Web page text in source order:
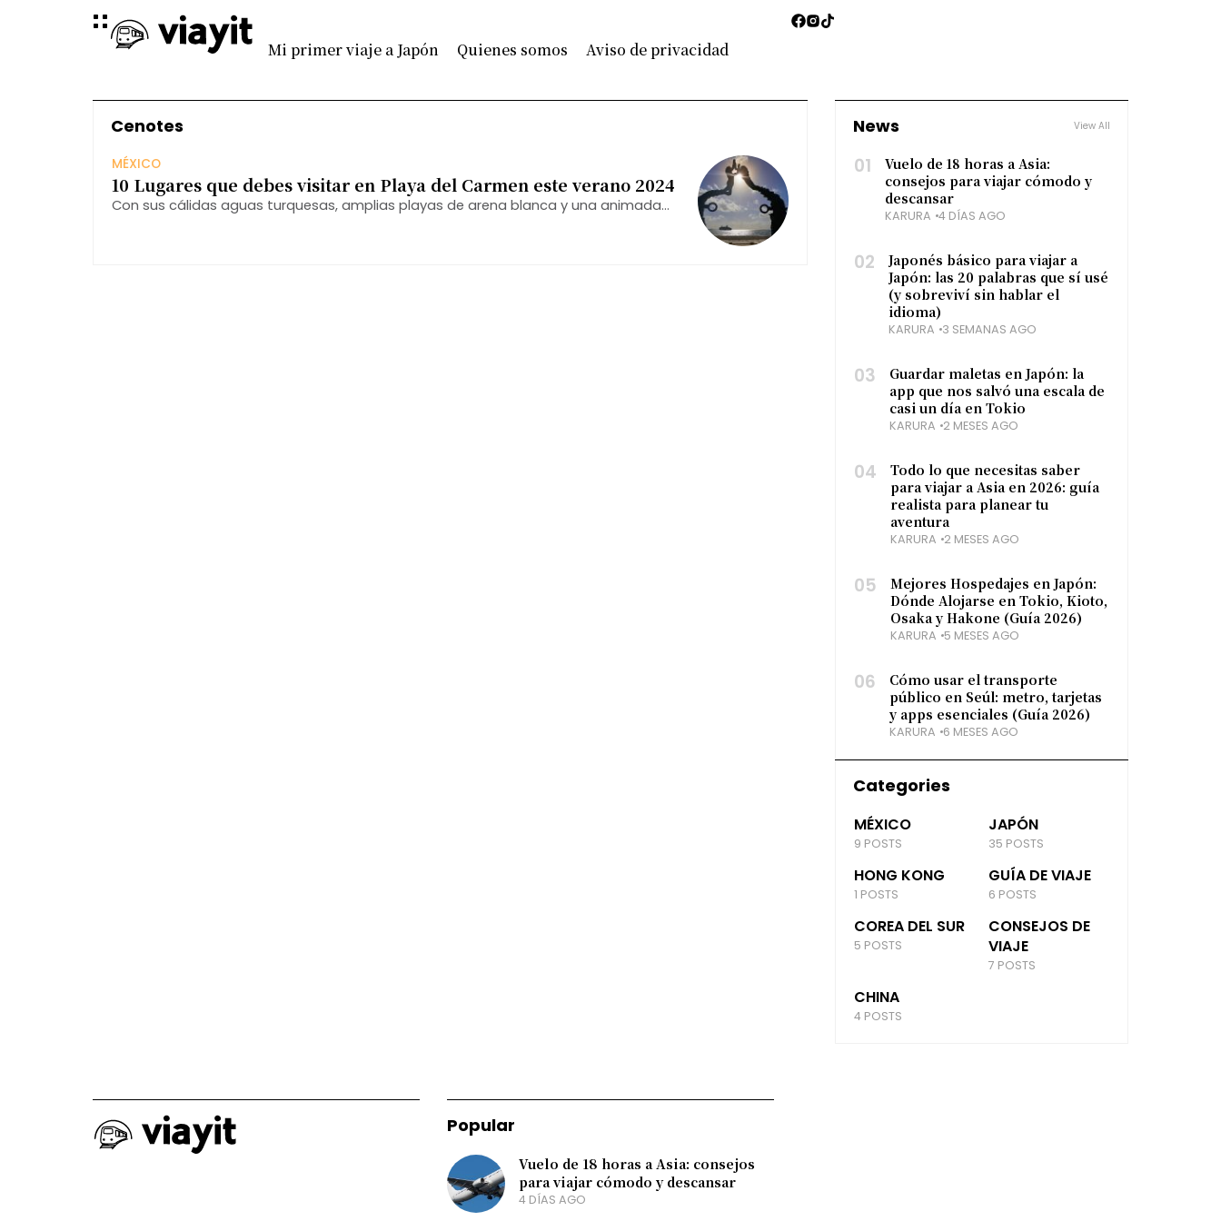
Mi primer viaje a Japón Quienes somos Aviso de privacidad
Cenotes
MÉXICO
10 Lugares que debes visitar en Playa del Carmen este verano 2024
Con sus cálidas aguas turquesas, amplias playas de arena blanca y una animada
News View All
01
Vuelo de 18 horas a Asia:
consejos para viajar cómodo y
descansar
KARURA 4 DÍAS AGO
02
Japonés básico para viajar a
Japón: las 20 palabras que sí usé
(y sobreviví sin hablar el
idioma)
KARURA 3 SEMANAS AGO
03
Guardar maletas en Japón: la
app que nos salvó una escala de
casi un día en Tokio
KARURA 2 MESES AGO
04
Todo lo que necesitas saber
para viajar a Asia en 2026: guía
realista para planear tu
aventura
KARURA 2 MESES AGO
05
Mejores Hospedajes en Japón:
Dónde Alojarse en Tokio, Kioto,
Osaka y Hakone (Guía 2026)
KARURA 5 MESES AGO
06
Cómo usar el transporte
público en Seúl: metro, tarjetas
y apps esenciales (Guía 2026)
KARURA 6 MESES AGO
Categories
MÉXICO
9 POSTS
JAPÓN
35 POSTS
HONG KONG
1 POSTS
GUÍA DE VIAJE
6 POSTS
COREA DEL SUR
5 POSTS
CONSEJOS DE
VIAJE
7 POSTS
CHINA
4 POSTS
Popular
Vuelo de 18 horas a Asia: consejos
para viajar cómodo y descansar
4 DÍAS AGO